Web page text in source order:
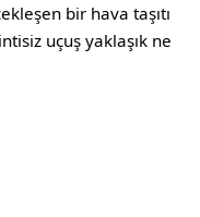
bir hava taşıtı
uçuş yaklaşık ne